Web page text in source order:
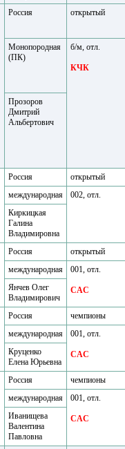
Россия открытый
Монопородная
(ПК)
б/м, отл.
КЧК
Прозоров
Дмитрий
Альбертович
Россия
открытый
международная
002, отл.
Киркицкая
Галина
Владимировна
Россия
открытый
международная
001, отл.
CAC
Янчев Олег
Владимирович
Россия
чемпионы
международная
001, отл.
CAC
Круценко
Елена Юрьевна
Россия
чемпионы
международная
001, отл.
CAC
Иванищева
Валентина
Павловна